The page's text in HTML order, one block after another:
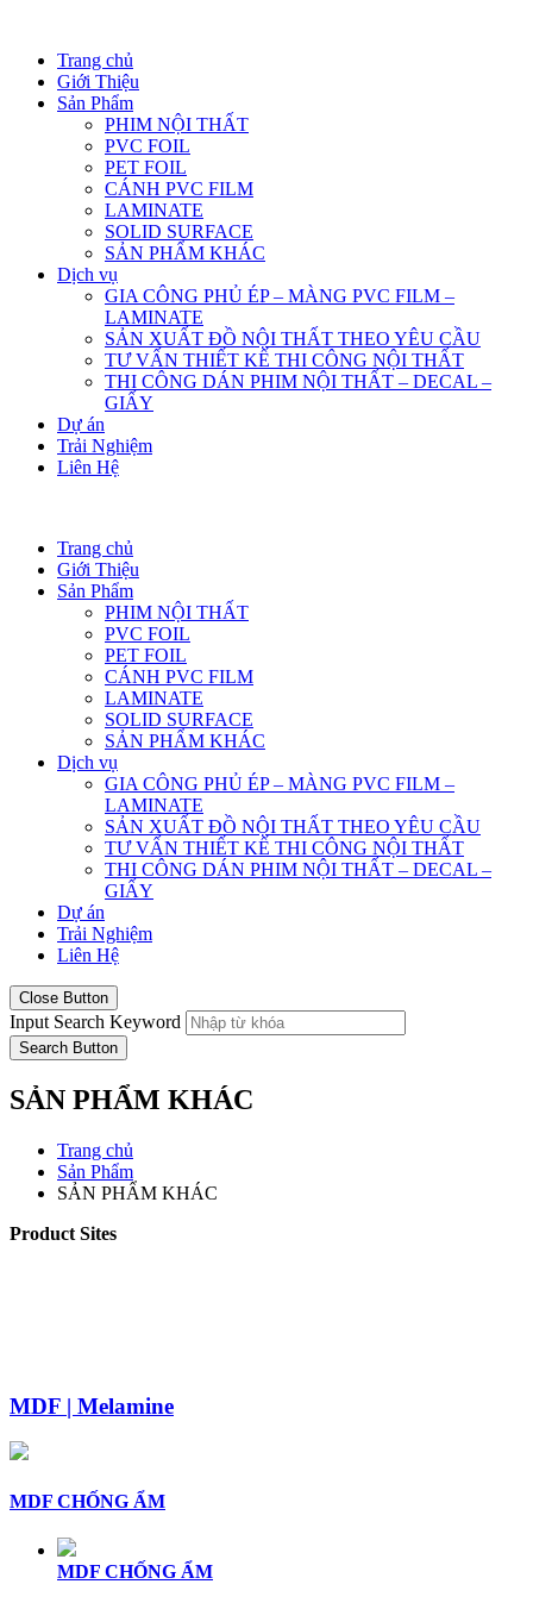
Trang chủ
Giới Thiệu
Sản Phẩm
PHIM NỘI THẤT
PVC FOIL
PET FOIL
CÁNH PVC FILM
LAMINATE
SOLID SURFACE
SẢN PHẨM KHÁC
Dịch vụ
GIA CÔNG PHỦ ÉP – MÀNG PVC FILM –
LAMINATE
SẢN XUẤT ĐỒ NỘI THẤT THEO YÊU CẦU
TƯ VẤN THIẾT KẾ THI CÔNG NỘI THẤT
THI CÔNG DÁN PHIM NỘI THẤT – DECAL –
GIẤY
Dự án
Trải Nghiệm
Liên Hệ
Trang chủ
Giới Thiệu
Sản Phẩm
PHIM NỘI THẤT
PVC FOIL
PET FOIL
CÁNH PVC FILM
LAMINATE
SOLID SURFACE
SẢN PHẨM KHÁC
Dịch vụ
GIA CÔNG PHỦ ÉP – MÀNG PVC FILM –
LAMINATE
SẢN XUẤT ĐỒ NỘI THẤT THEO YÊU CẦU
TƯ VẤN THIẾT KẾ THI CÔNG NỘI THẤT
THI CÔNG DÁN PHIM NỘI THẤT – DECAL –
GIẤY
Dự án
Trải Nghiệm
Liên Hệ
Close Button
Input Search Keyword
Search Button
SẢN PHẨM KHÁC
Trang chủ
Sản Phẩm
SẢN PHẨM KHÁC
Product Sites
MDF | Melamine
MDF CHỐNG ẨM
MDF CHỐNG ẨM